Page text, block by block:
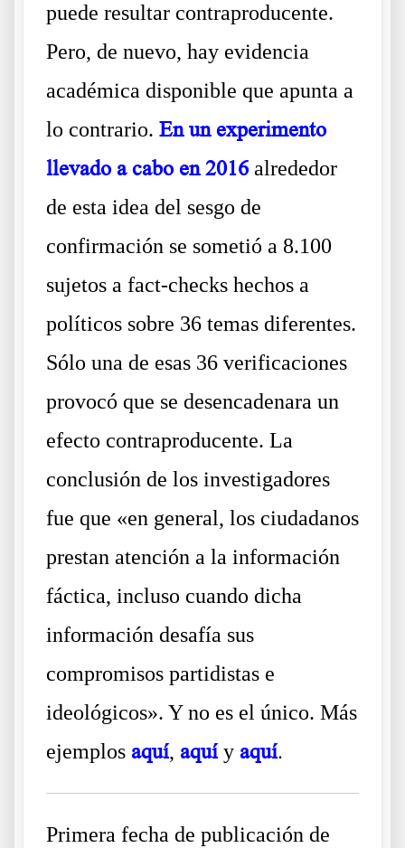
puede resultar contraproducente.
Pero, de nuevo, hay evidencia
académica disponible que apunta a
lo contrario. En un experimento
llevado a cabo en 2016 alrededor
de esta idea del sesgo de
confirmación se sometió a 8.100
sujetos a fact-checks hechos a
políticos sobre 36 temas diferentes.
Sólo una de esas 36 verificaciones
provocó que se desencadenara un
efecto contraproducente. La
conclusión de los investigadores
fue que «en general, los ciudadanos
prestan atención a la información
fáctica, incluso cuando dicha
información desafía sus
compromisos partidistas e
ideológicos». Y no es el único. Más
ejemplos aquí, aquíy aquí.
Primera fecha de publicación de